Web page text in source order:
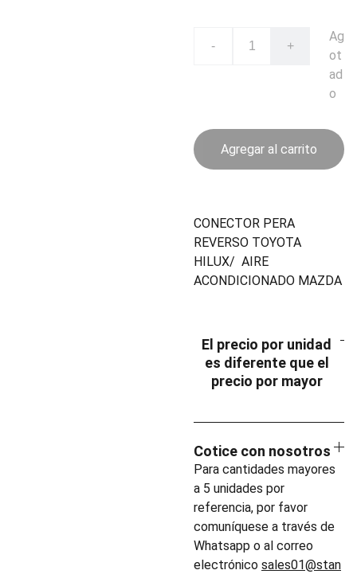
- +
Ag
ot
ad
o
Agregar al carrito
CONECTOR PERA
REVERSO TOYOTA
HILUX/ AIRE
ACONDICIONADO MAZDA
El precio por unidad
es diferente que el
precio por mayor
Cotice con nosotros
Para cantidades mayores
a 5 unidades por
referencia, por favor
comuníquese a través de
Whatsapp o al correo
electrónico sales01@stan